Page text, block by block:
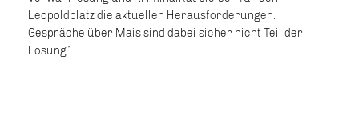
Leopoldplatz die aktuellen Herausforderungen.
Gespräche über Mais sind dabei sicher nicht Teil der
Lösung.”